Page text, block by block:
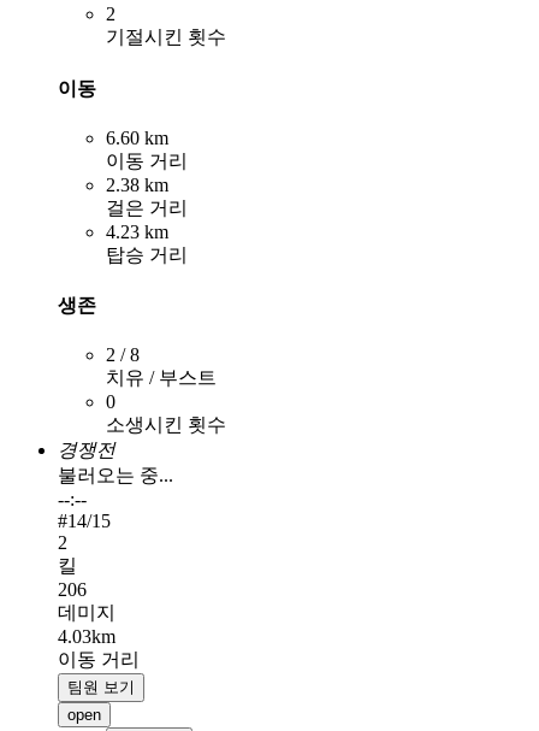
2
기절시킨 횟수
이동
6.60 km
이동 거리
2.38 km
걸은 거리
4.23 km
탑승 거리
생존
2 / 8
치유 / 부스트
0
소생시킨 횟수
경쟁전
불러오는 중...
--:--
#14/15
2
킬
206
데미지
4.03km
이동 거리
팀원 보기
open